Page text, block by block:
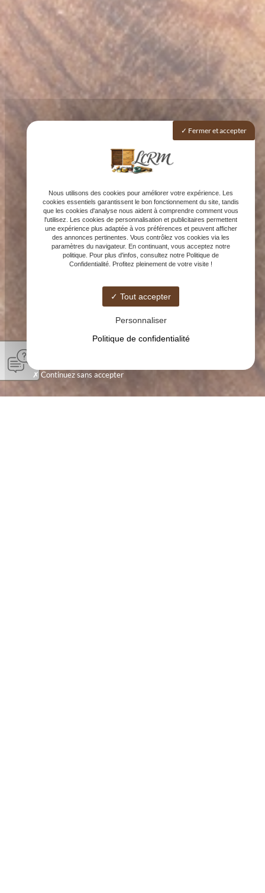
Fermer et accepter
Nous utilisons des cookies pour améliorer votre expérience. Les
cookies essentiels garantissent le bon fonctionnement du site, tandis
que les cookies d'analyse nous aident à comprendre comment vous
l'utilisez. Les cookies de personnalisation et publicitaires permettent
une expérience plus adaptée à vos préférences et peuvent afficher
des annonces pertinentes. Vous contrôlez vos cookies via les
paramètres du navigateur. En continuant, vous acceptez notre
politique. Pour plus d'infos, consultez notre Politique de
Confidentialité. Profitez pleinement de votre visite !
Tout accepter
Personnaliser
Politique de confidentialité
Continuez sans accepter